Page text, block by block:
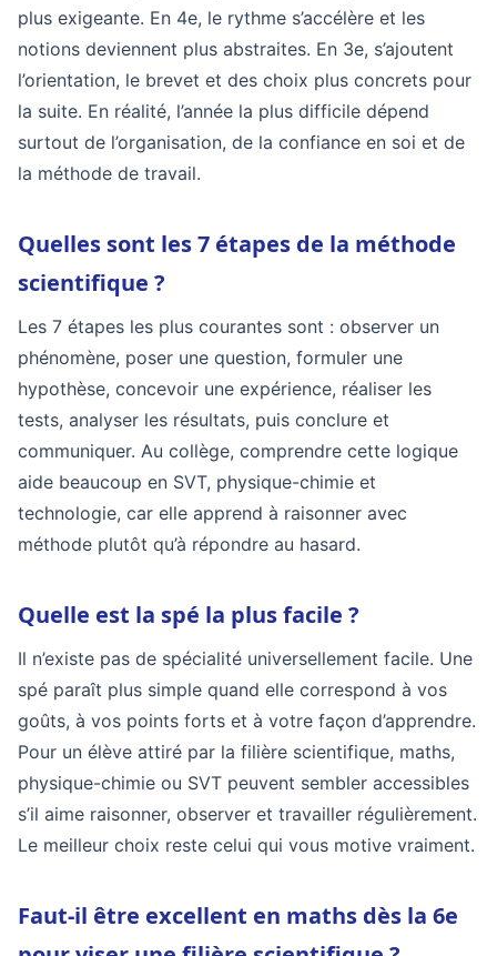
plus exigeante. En 4e, le rythme s’accélère et les
notions deviennent plus abstraites. En 3e, s’ajoutent
l’orientation, le brevet et des choix plus concrets pour
la suite. En réalité, l’année la plus difficile dépend
surtout de l’organisation, de la confiance en soi et de
la méthode de travail.
Quelles sont les 7 étapes de la méthode
scientifique ?
Les 7 étapes les plus courantes sont : observer un
phénomène, poser une question, formuler une
hypothèse, concevoir une expérience, réaliser les
tests, analyser les résultats, puis conclure et
communiquer. Au collège, comprendre cette logique
aide beaucoup en SVT, physique-chimie et
technologie, car elle apprend à raisonner avec
méthode plutôt qu’à répondre au hasard.
Quelle est la spé la plus facile ?
Il n’existe pas de spécialité universellement facile. Une
spé paraît plus simple quand elle correspond à vos
goûts, à vos points forts et à votre façon d’apprendre.
Pour un élève attiré par la filière scientifique, maths,
physique-chimie ou SVT peuvent sembler accessibles
s’il aime raisonner, observer et travailler régulièrement.
Le meilleur choix reste celui qui vous motive vraiment.
Faut-il être excellent en maths dès la 6e